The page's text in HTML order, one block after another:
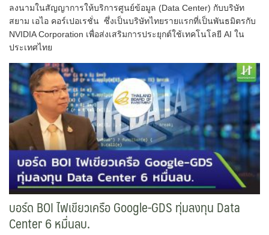
ลงนามในสัญญาการให้บริการศูนย์ข้อมูล (Data Center) กับบริษัท
สยาม เอไอ คอร์เปอเรชั่น ซึ่งเป็นบริษัทไทยรายแรกที่เป็นพันธมิตรกับ
NVIDIA Corporation เพื่อส่งเสริมการประยุกต์ใช้เทคโนโลยี AI ใน
ประเทศไทย
บอร์ด BOI ไฟเขียวเครือ Google-GDS ทุ่มลงทุน Data
Center 6 หมื่นลบ.